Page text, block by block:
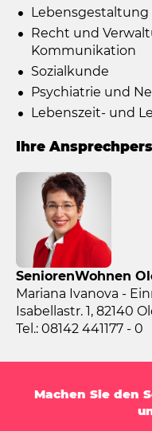
Recht und
Kommunikation
Sozialkunde
Psychiatrie und
Lebenszeit- und
Ihre
SeniorenWohnen
Mariana Ivanova -
Isabellastr. 1, 82140
Tel.: 08142 441177 - 0
Machen Sie den